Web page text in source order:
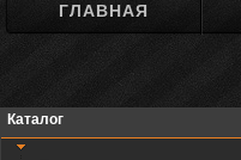
ГЛАВНАЯ
Каталог